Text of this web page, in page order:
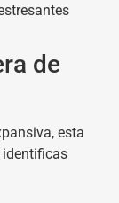
de
esta
identificas